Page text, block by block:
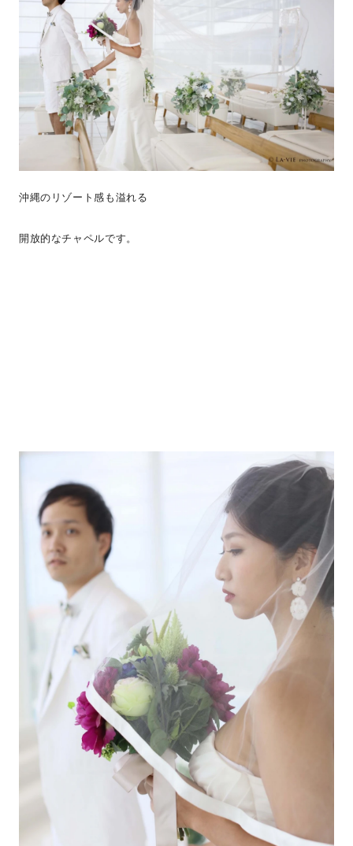
沖縄のリゾート感も溢れる
開放的なチャペルです。